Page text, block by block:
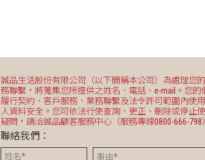
誠品生活股份有限公司（以下簡稱本公司）為處理您
務聯繫，將蒐集您所提供之姓名、電話、e-mail。您
履行契約、客戶服務、業務聯繫及法令許可範圍內使
人資料安全。您可依法行使查詢、更正、刪除或停止
疑問，請洽誠品顧客服務中心（服務專線0800-666-798
聯絡我們：